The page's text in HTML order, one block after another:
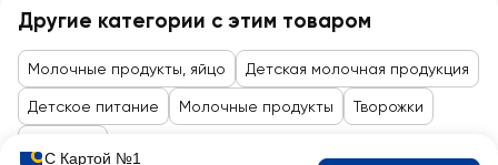
Другие категории с этим товаром
Молочные продукты, яйцо Детская молочная продукция
Детское питание Молочные продукты Творожки
С Картой №1